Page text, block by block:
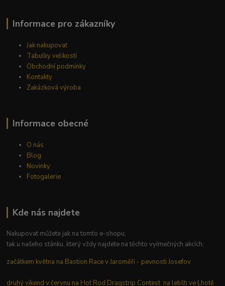
Informace pro zákazníky
Jak nakupovat
Tabulky velikostí
Obchodní podmínky
Kontakty
Zakázková výroba
Informace obecné
O nás
Blog
Novinky
Fotogalerie
Kde nás najdete
Nakupovat můžete jak na tomto e-shopu,
tak u našeho stánku, který vždy najdete na těchto vyímečných akcích:
začátkem května na Bastion Race v Jaroměři - pevnosti Josefov
druhý víkend v červnu na Hot Rod Dragstrip Contest na letišti ve Lhotě